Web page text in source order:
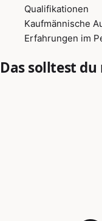
Qualifikationen
Kaufmännische
Erfahrungen im
Das solltest